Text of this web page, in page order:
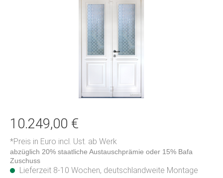
10.249,00 €
*Preis in Euro incl. Ust. ab Werk
abzüglich 20% staatliche Austauschprämie oder 15% Bafa
Zuschuss
Lieferzeit 8-10 Wochen, deutschlandweite Montage